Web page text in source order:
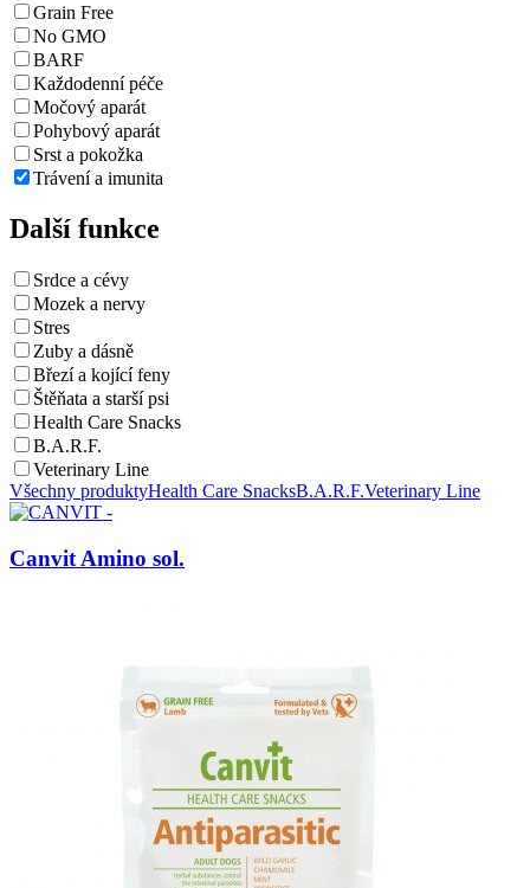
Grain Free
No GMO
BARF
Každodenní péče
Močový aparát
Pohybový aparát
Srst a pokožka
Trávení a imunita
Další funkce
Srdce a cévy
Mozek a nervy
Stres
Zuby a dásně
Březí a kojící feny
Štěňata a starší psi
Health Care Snacks
B.A.R.F.
Veterinary Line
Všechny produktyHealth Care SnacksB.A.R.F.Veterinary Line
Canvit Amino sol.